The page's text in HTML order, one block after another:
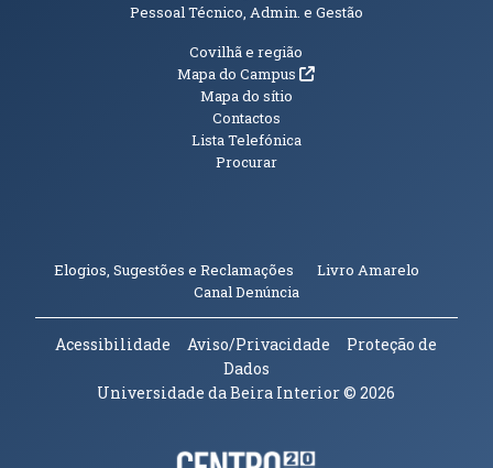
Pessoal Técnico, Admin. e Gestão
Informações Adicionais
Covilhã e região
Mapa do Campus(abre em nova janela)
Mapa do sítio
Contactos
Lista Telefónica
Procurar
Elogios, Sugestões e Reclamações Livro Amarelo
Canal Denúncia(abre em nova janela)
Acessibilidade Aviso/Privacidade
Proteção de
Dados
Universidade da Beira Interior© 2026